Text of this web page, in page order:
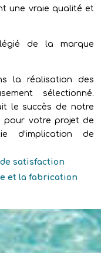
une vraie qualité et
de la marque
la réalisation des
sélectionné.
le succès de notre
pour votre projet de
d’implication de
satisfaction
et la fabrication